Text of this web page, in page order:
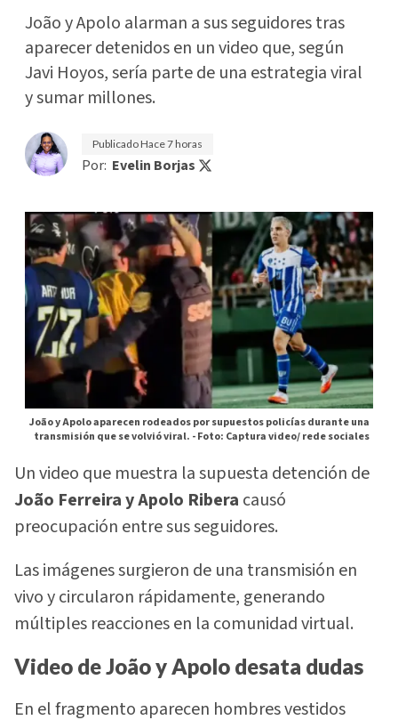
João y Apolo alarman a sus seguidores tras
aparecer detenidos en un video que, según
Javi Hoyos, sería parte de una estrategia viral
y sumar millones.
PublicadoHace 7 horas
Por: Evelin Borjas
João y Apolo aparecen rodeados por supuestos policías durante una
transmisión que se volvió viral. -Foto: Captura video/ rede sociales
Un video que muestra la supuesta detención de
João Ferreira y Apolo Ribera causó
preocupación entre sus seguidores.
Las imágenes surgieron de una transmisión en
vivo y circularon rápidamente, generando
múltiples reacciones en la comunidad virtual.
Video de João y Apolo desata dudas
En el fragmento aparecen hombres vestidos